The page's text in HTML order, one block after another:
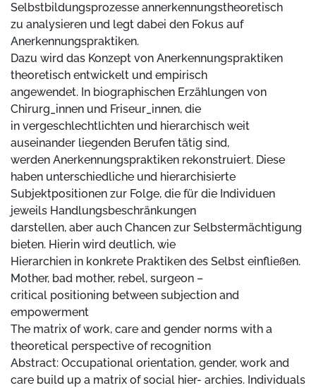
Selbstbildungsprozesse annerkennungstheoretisch
zu analysieren und legt dabei den Fokus auf
Anerkennungspraktiken.
Dazu wird das Konzept von Anerkennungspraktiken
theoretisch entwickelt und empirisch
angewendet. In biographischen Erzählungen von
Chirurg_innen und Friseur_innen, die
in vergeschlechtlichten und hierarchisch weit
auseinander liegenden Berufen tätig sind,
werden Anerkennungspraktiken rekonstruiert. Diese
haben unterschiedliche und hierarchisierte
Subjektpositionen zur Folge, die für die Individuen
jeweils Handlungsbeschränkungen
darstellen, aber auch Chancen zur Selbstermächtigung
bieten. Hierin wird deutlich, wie
Hierarchien in konkrete Praktiken des Selbst einfließen.
Mother, bad mother, rebel, surgeon –
critical positioning between subjection and
empowerment
The matrix of work, care and gender norms with a
theoretical perspective of recognition
Abstract: Occupational orientation, gender, work and
care build up a matrix of social hier- archies. Individuals